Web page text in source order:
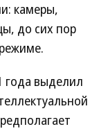
камеры,
до сих пор
года выделил